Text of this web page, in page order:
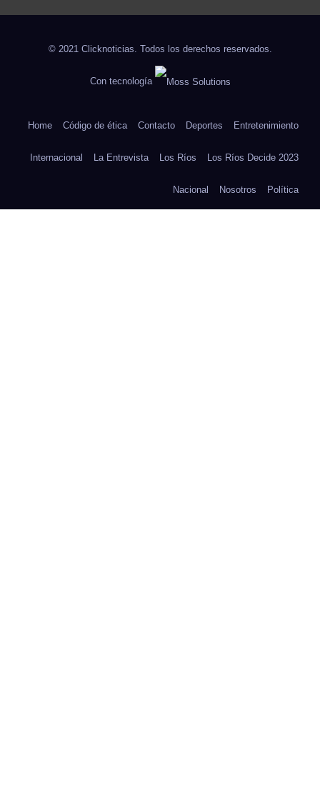
© 2021 Clicknoticias. Todos los derechos reservados.
Con tecnología
Home Código de ética Contacto Deportes Entretenimiento
Internacional La Entrevista Los Ríos Los Ríos Decide 2023
Nacional Nosotros Política